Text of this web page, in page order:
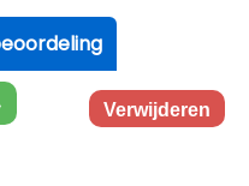
Verwijderen